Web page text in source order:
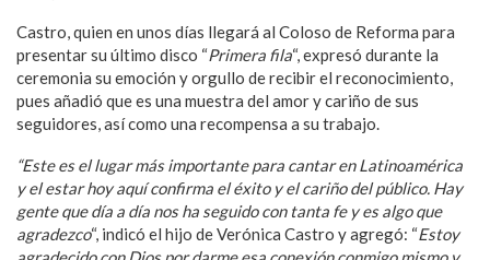
Castro, quien en unos días llegará al Coloso de Reforma para
presentar su último disco “Primera fila“, expresó durante la
ceremonia su emoción y orgullo de recibir el reconocimiento,
pues añadió que es una muestra del amor y cariño de sus
seguidores, así como una recompensa a su trabajo.
“Este es el lugar más importante para cantar en Latinoamérica
y el estar hoy aquí confirma el éxito y el cariño del público. Hay
gente que día a día nos ha seguido con tanta fe y es algo que
agradezco“, indicó el hijo de Verónica Castro y agregó: “Estoy